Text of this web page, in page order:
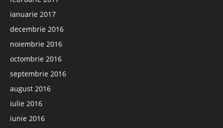
ianuarie 2017
decembrie 2016
noiembrie 2016
octombrie 2016
septembrie 2016
august 2016
iulie 2016
iunie 2016